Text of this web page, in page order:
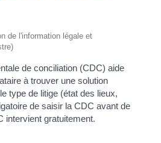
de l'information légale et
de conciliation (CDC) aide
à trouver une solution
type de litige (état des lieux,
de saisir la CDC avant de
intervient gratuitement.